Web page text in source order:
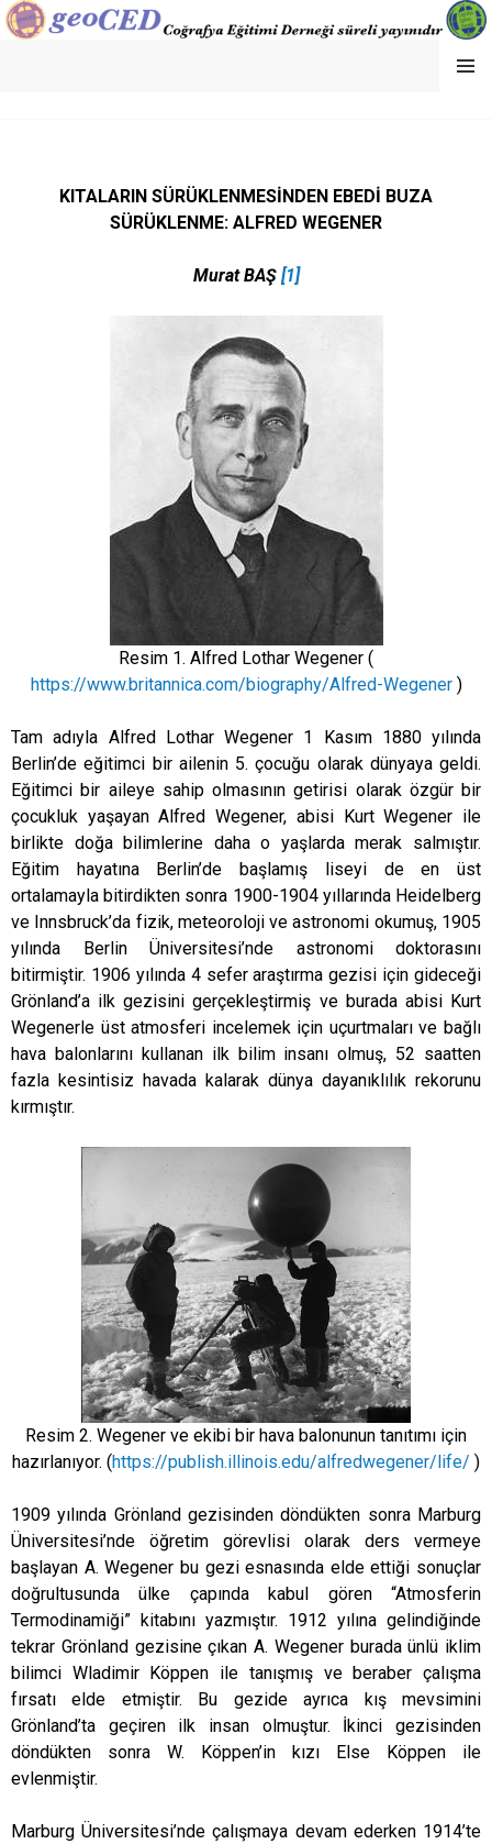
MENU
KITALARIN SÜRÜKLENMESİNDEN EBEDİ BUZA
SÜRÜKLENME: ALFRED WEGENER
Murat BAŞ [1]
Resim 1. Alfred Lothar Wegener (
https://www.britannica.com/biography/Alfred-Wegener)
Tam adıyla Alfred Lothar Wegener 1 Kasım 1880 yılında
Berlin’de eğitimci bir ailenin 5. çocuğu olarak dünyaya geldi.
Eğitimci bir aileye sahip olmasının getirisi olarak özgür bir
çocukluk yaşayan Alfred Wegener, abisi Kurt Wegener ile
birlikte doğa bilimlerine daha o yaşlarda merak salmıştır.
Eğitim hayatına Berlin’de başlamış liseyi de en üst
ortalamayla bitirdikten sonra 1900-1904 yıllarında Heidelberg
ve Innsbruck’da fizik, meteoroloji ve astronomi okumuş, 1905
yılında Berlin Üniversitesi’nde astronomi doktorasını
bitirmiştir. 1906 yılında 4 sefer araştırma gezisi için gideceği
Grönland’a ilk gezisini gerçekleştirmiş ve burada abisi Kurt
Wegenerle üst atmosferi incelemek için uçurtmaları ve bağlı
hava balonlarını kullanan ilk bilim insanı olmuş, 52 saatten
fazla kesintisiz havada kalarak dünya dayanıklılık rekorunu
kırmıştır.
Resim 2. Wegener ve ekibi bir hava balonunun tanıtımı için
hazırlanıyor. (https://publish.illinois.edu/alfredwegener/life/ )
1909 yılında Grönland gezisinden döndükten sonra Marburg
Üniversitesi’nde öğretim görevlisi olarak ders vermeye
başlayan A. Wegener bu gezi esnasında elde ettiği sonuçlar
doğrultusunda ülke çapında kabul gören “Atmosferin
Termodinamiği” kitabını yazmıştır. 1912 yılına gelindiğinde
tekrar Grönland gezisine çıkan A. Wegener burada ünlü iklim
bilimci Wladimir Köppen ile tanışmış ve beraber çalışma
fırsatı elde etmiştir. Bu gezide ayrıca kış mevsimini
Grönland’ta geçiren ilk insan olmuştur. İkinci gezisinden
döndükten sonra W. Köppen’in kızı Else Köppen ile
evlenmiştir.
Marburg Üniversitesi’nde çalışmaya devam ederken 1914’te